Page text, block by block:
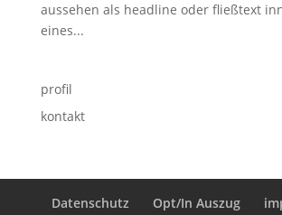
aussehen als headline oder fließtext
eines...
profil
kontakt
Datenschutz Opt/In Auszug